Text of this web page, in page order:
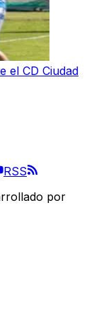
el CD Ciudad
RSS
por